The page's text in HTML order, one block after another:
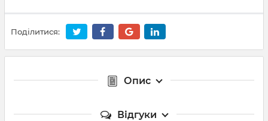
Поділитися:
Опис
Відгуки